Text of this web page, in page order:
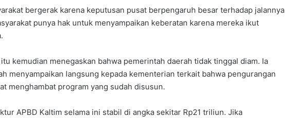
bergerak karena keputusan pusat berpengaruh besar terhadap jalannya
punya hak untuk menyampaikan keberatan karena mereka ikut
kemudian menegaskan bahwa pemerintah daerah tidak tinggal diam. Ia
menyampaikan langsung kepada kementerian terkait bahwa pengurangan
menghambat program yang sudah disusun.
APBD Kaltim selama ini stabil di angka sekitar Rp21 triliun. Jika